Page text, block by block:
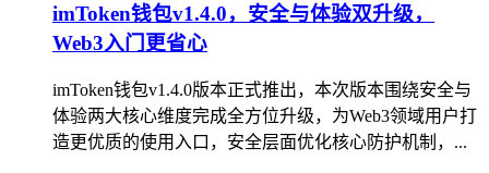
imToken钱包v1.4.0，安全与体验双升级，
Web3入门更省心
imToken钱包v1.4.0版本正式推出，本次版本围绕安全与
体验两大核心维度完成全方位升级，为Web3领域用户打
造更优质的使用入口，安全层面优化核心防护机制，...